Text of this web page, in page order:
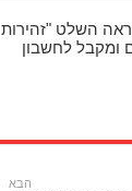
השלט "זהירות
ומקבל לחשבון
הבא